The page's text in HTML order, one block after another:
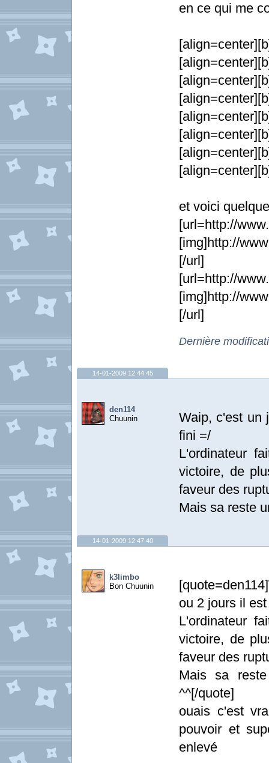
en ce qui me
et voici
[url=http://
[img]http://
[/url]
[url=http://
[img]http://
[/url]
Dernière
14-01-2009 12:44:45
den114
Chuunin
Waip, c'est un
fini =/
L'ordinateur
victoire, de
faveur des
Mais sa reste
14-01-2009 12:47:40
k3limbo
Bon Chuunin
ou 2 jours il
L'ordinateur
victoire, de
faveur des
Mais sa
^^[/quote]
ouais c'est
pouvoir et
enlevé